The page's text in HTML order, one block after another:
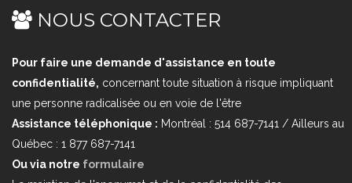
NOUS CONTACTER
Pour faire une demande d'assistance en toute
confidentialité, concernant toute situation à risque impliquant
une personne radicalisée ou en voie de l'être
Assistance téléphonique : Montréal : 514 687-7141 / Ailleurs au
Québec : 1 877 687-7141
Ou via notre formulaire